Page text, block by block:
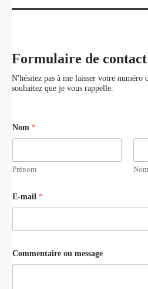
Formulaire de contact
N'hésitez pas à me laisser votre numéro
souhaitez que je vous rappelle.
u
*
m
n
t
i
Nom *
Prénom Nom
e
s
C
o
E-mail *
Commentaire ou message